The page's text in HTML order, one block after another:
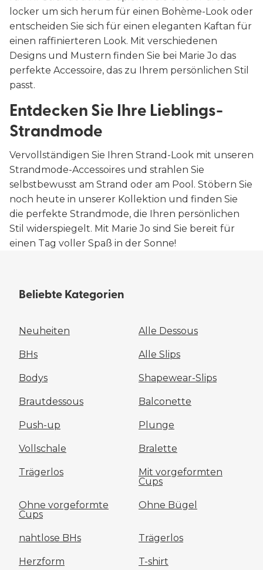
locker um sich herum für einen Bohème-Look oder
entscheiden Sie sich für einen eleganten Kaftan für
einen raffinierteren Look. Mit verschiedenen
Designs und Mustern finden Sie bei Marie Jo das
perfekte Accessoire, das zu Ihrem persönlichen Stil
passt.
Entdecken Sie Ihre Lieblings-
Strandmode
Vervollständigen Sie Ihren Strand-Look mit unseren
Strandmode-Accessoires und strahlen Sie
selbstbewusst am Strand oder am Pool. Stöbern Sie
noch heute in unserer Kollektion und finden Sie
die perfekte Strandmode, die Ihren persönlichen
Stil widerspiegelt. Mit Marie Jo sind Sie bereit für
einen Tag voller Spaß in der Sonne!
Beliebte Kategorien
Neuheiten Alle Dessous
BHs Alle Slips
Bodys Shapewear-Slips
Brautdessous Balconette
Push-up Plunge
Vollschale Bralette
Trägerlos
Mit vorgeformten
Cups
Ohne vorgeformte
Cups
Ohne Bügel
nahtlose BHs Trägerlos
Herzform T-shirt